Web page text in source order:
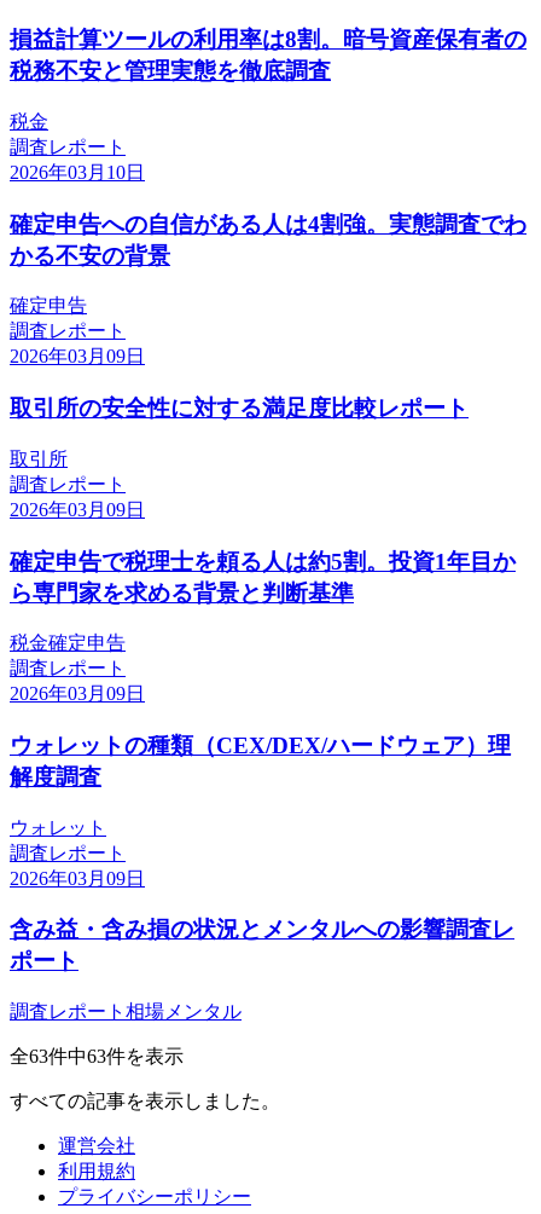
損益計算ツールの利用率は8割。暗号資産保有者の
税務不安と管理実態を徹底調査
税金
調査レポート
2026年03月10日
確定申告への自信がある人は4割強。実態調査でわ
かる不安の背景
確定申告
調査レポート
2026年03月09日
取引所の安全性に対する満足度比較レポート
取引所
調査レポート
2026年03月09日
確定申告で税理士を頼る人は約5割。投資1年目か
ら専門家を求める背景と判断基準
税金確定申告
調査レポート
2026年03月09日
ウォレットの種類（CEX/DEX/ハードウェア）理
解度調査
ウォレット
調査レポート
2026年03月09日
含み益・含み損の状況とメンタルへの影響調査レ
ポート
調査レポート 相場 メンタル
全63件中63件を表示
すべての記事を表示しました。
運営会社
利用規約
プライバシーポリシー